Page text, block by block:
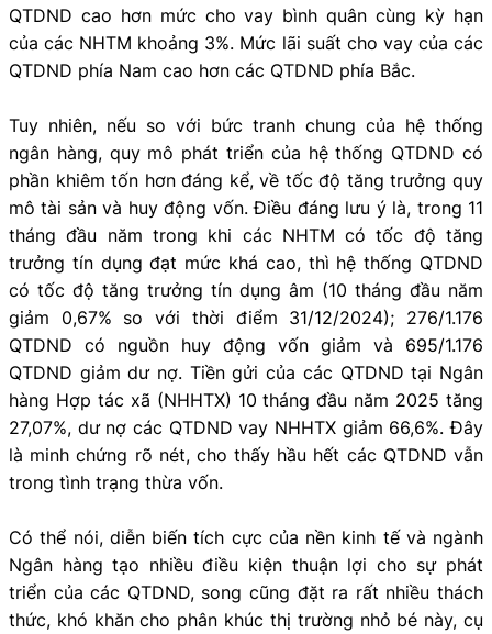
QTDND cao hơn mức cho vay bình quân cùng kỳ hạn
của các NHTM khoảng 3%. Mức lãi suất cho vay của các
QTDND phía Nam cao hơn các QTDND phía Bắc.
Tuy nhiên, nếu so với bức tranh chung của hệ thống
ngân hàng, quy mô phát triển của hệ thống QTDND có
phần khiêm tốn hơn đáng kể, về tốc độ tăng trưởng quy
mô tài sản và huy động vốn. Điều đáng lưu ý là, trong 11
tháng đầu năm trong khi các NHTM có tốc độ tăng
trưởng tín dụng đạt mức khá cao, thì hệ thống QTDND
có tốc độ tăng trưởng tín dụng âm (10 tháng đầu năm
giảm 0,67% so với thời điểm 31/12/2024); 276/1.176
QTDND có nguồn huy động vốn giảm và 695/1.176
QTDND giảm dư nợ. Tiền gửi của các QTDND tại Ngân
hàng Hợp tác xã (NHHTX) 10 tháng đầu năm 2025 tăng
27,07%, dư nợ các QTDND vay NHHTX giảm 66,6%. Đây
là minh chứng rõ nét, cho thấy hầu hết các QTDND vẫn
trong tình trạng thừa vốn.
Có thể nói, diễn biến tích cực của nền kinh tế và ngành
Ngân hàng tạo nhiều điều kiện thuận lợi cho sự phát
triển của các QTDND, song cũng đặt ra rất nhiều thách
thức, khó khăn cho phân khúc thị trường nhỏ bé này, cụ